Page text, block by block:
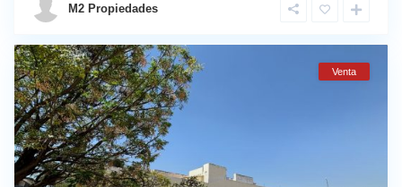
M2 Propiedades
Venta